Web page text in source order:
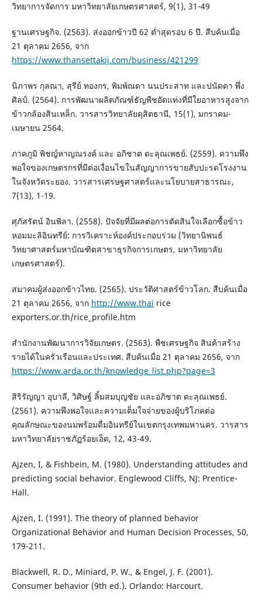
วิทยาการจัดการ มหาวิทยาลัยเกษตรศาสตร์, 9(1), 31-49
ฐานเศรษฐกิจ. (2563). ส่งออกข้าวปี 62 ต่ำสุดรอบ 6 ปี. สืบค้นเมื่อ
21 ตุลาคม 2656, จาก
https://www.thansettakij.com/business/421299
นิภาพร กุลณา, สุรีย์ ทองกร, พิมพ์ณดา นนประสาท และปนัดดา พึ่ง
ศิลป์. (2564). การพัฒนาผลิตภัณฑ์ธัญพืชอัดแท่งที่มีใยอาหารสูงจาก
ข้าวกล้องสินเหล็ก. วารสารวิทยาลัยดุสิตธานี, 15(1), มกราคม-
เมษายน 2564.
ภาคภูมิ พิชญ์หาญณรงค์ และ อภิชาต ดะลุณเพธย์. (2559). ความพึง
พอใจของเกษตรกรที่มีต่อเงื่อนไขในสัญญาการขายสับปะรดโรงงาน
ในจังหวัดระยอง. วารสารเศรษฐศาสตร์และนโยบายสาธารณะ,
7(13), 1-19.
ศุภัสรัตน์ อินพิลา. (2558). ปัจจัยที่มีผลต่อการตัดสินใจเลือกซื้อข้าว
หอมมะลิอินทรีย์: การวิเคราะห์องค์ประกอบร่วม (วิทยานิพนธ์
วิทยาศาสตร์มหาบัณฑิตสาขาธุรกิจการเกษตร, มหาวิทยาลัย
เกษตรศาสตร์).
สมาคมผู้ส่งออกข้าวไทย. (2565). ประวัติศาสตร์ข้าวโลก. สืบค้นเมื่อ
21 ตุลาคม 2656, จาก http://www.thai rice
exporters.or.th/rice_profile.htm
สำนักงานพัฒนาการวิจัยเกษตร. (2563). พืชเศรษฐกิจ สินค้าสร้าง
รายได้ในครัวเรือนและประเทศ. สืบค้นเมื่อ 21 ตุลาคม 2656, จาก
https://www.arda.or.th/knowledge_list.php?page=3
สิริรัญญา อุบาลี, วิศิษฐ์ ลิ้มสมบุญชัย และอภิชาต ดะลุณเพธย์.
(2561). ความพึงพอใจและความเต็มใจจ่ายของผู้บริโภคต่อ
คุณลักษณะของนมพร้อมดื่มอินทรีย์ในเขตกรุงเทพมหานคร. วารสาร
มหาวิทยาลัยราชภัฏร้อยเอ็ด, 12, 43-49.
Ajzen, I, & Fishbein, M. (1980). Understanding attitudes and
predicting social behavior. Englewood Cliffs, NJ: Prentice-
Hall.
Ajzen, I. (1991). The theory of planned behavior
Organizational Behavior and Human Decision Processes, 50,
179-211.
Blackwell, R. D., Miniard, P. W., & Engel, J. F. (2001).
Consumer behavior (9th ed.). Orlando: Harcourt.